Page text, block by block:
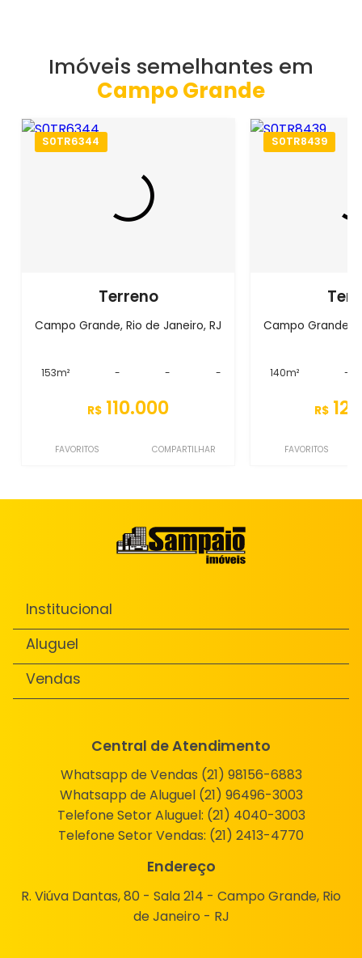
Imóveis semelhantes em
Campo Grande
S0TR6344
Terreno
Campo Grande, Rio de Janeiro, RJ
153m² - - -
R$ 110.000
FAVORITOS COMPARTILHAR
S0TR8439
Campo Grande,
140m² -
R$
FAVORITOS
Institucional
Aluguel
Vendas
Central de Atendimento
Whatsapp de Vendas (21) 98156-6883
Whatsapp de Aluguel (21) 96496-3003
Telefone Setor Aluguel: (21) 4040-3003
Telefone Setor Vendas: (21) 2413-4770
Endereço
R. Viúva Dantas, 80 - Sala 214 - Campo Grande, Rio
de Janeiro - RJ